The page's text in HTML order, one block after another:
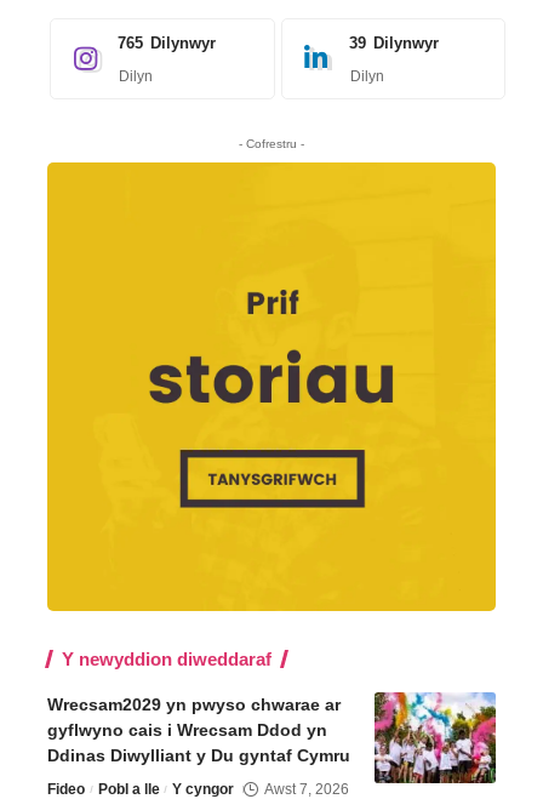
765 Dilynwyr
Dilyn
39 Dilynwyr
Dilyn
- Cofrestru -
Y newyddion diweddaraf
Wrecsam2029 yn pwyso chwarae ar
gyflwyno cais i Wrecsam Ddod yn
Ddinas Diwylliant y Du gyntaf Cymru
Fideo Pobl a lle Y cyngor Awst 7, 2026